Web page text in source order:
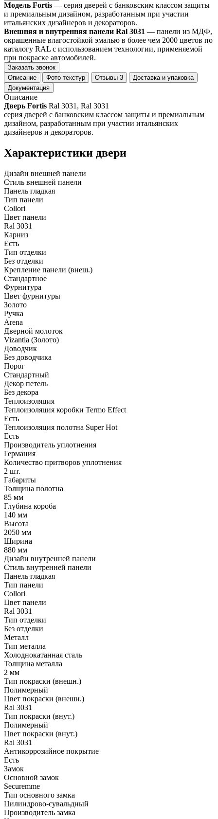
Модель Fortis — серия дверей с банковским классом защиты
и премиальным дизайном, разработанным при участии
итальянских дизайнеров и декораторов.
Внешняя и внутренняя панели Ral 3031 — панели из МДФ,
окрашенные влагостойкой эмалью в более чем 2000 цветов по
каталогу RAL с использованием технологии, применяемой
при покраске автомобилей.
Заказать звонок
Описание
Фото текстур Отзывы 3
Доставка и упаковка
Документация
Описание
Дверь Fortis Ral 3031, Ral 3031
серия дверей с банковским классом защиты и премиальным
дизайном, разработанным при участии итальянских
дизайнеров и декораторов.
Характеристики двери
Дизайн внешней панели
Стиль внешней панели
Панель гладкая
Тип панели
Collori
Цвет панели
Ral 3031
Карниз
Есть
Тип отделки
Без отделки
Крепление панели (внеш.)
Стандартное
Фурнитура
Цвет фурнитуры
Золото
Ручка
Arena
Дверной молоток
Vizantia (Золото)
Доводчик
Без доводчика
Порог
Стандартный
Декор петель
Без декора
Теплоизоляция
Теплоизоляция коробки Termo Effect
Есть
Теплоизоляция полотна Super Нot
Есть
Производитель уплотнения
Германия
Количество притворов уплотнения
2 шт.
Габариты
Толщина полотна
85 мм
Глубина короба
140 мм
Высота
2050 мм
Ширина
880 мм
Дизайн внутренней панели
Стиль внутренней панели
Панель гладкая
Тип панели
Collori
Цвет панели
Ral 3031
Тип отделки
Без отделки
Металл
Тип металла
Холоднокатанная сталь
Толщина металла
2 мм
Тип покраски (внешн.)
Полимерный
Цвет покраски (внешн.)
Ral 3031
Тип покраски (внут.)
Полимерный
Цвет покраски (внут.)
Ral 3031
Антикоррозийное покрытие
Есть
Замок
Основной замок
Securemme
Тип основного замка
Цилиндрово-сувальдный
Производитель замка